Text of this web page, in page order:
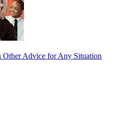
Advice for Any Situation